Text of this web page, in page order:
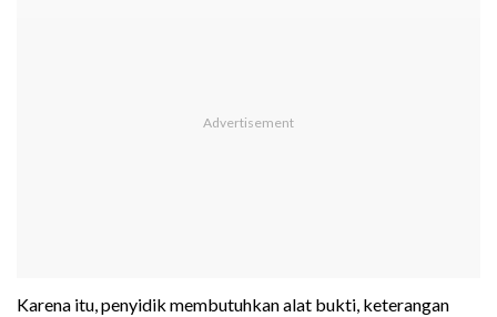
Karena itu, penyidik membutuhkan alat bukti, keterangan